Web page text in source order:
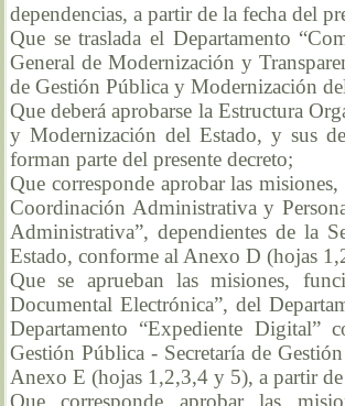
dependencias, a partir de la fecha del
Que se traslada el Departamento
General de Modernización y
de Gestión Pública y Modernización
Que deberá aprobarse la Estructura
y Modernización del Estado, y sus
forman parte del presente decreto;
Que corresponde aprobar las
Coordinación Administrativa y
Administrativa”, dependientes de la
Estado, conforme al Anexo D (hojas
Que se aprueban las misiones,
Documental Electrónica”, del
Departamento “Expediente Digital”
Gestión Pública - Secretaría de
Anexo E (hojas 1,2,3,4 y 5), a partir de